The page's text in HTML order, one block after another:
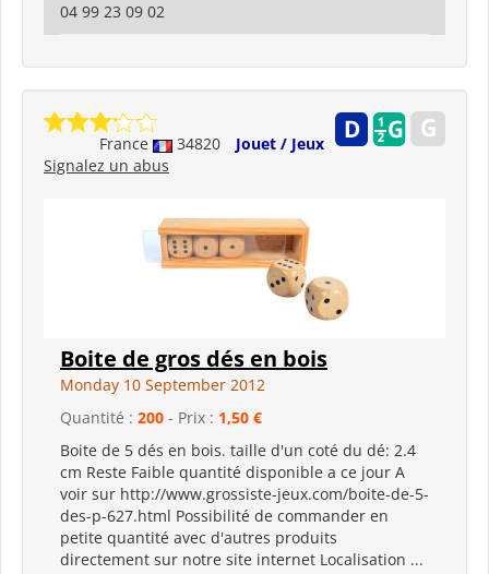
04 99 23 09 02
France 34820
Jouet / Jeux
Signalez un abus
Boite de gros dés en bois
Monday 10 September 2012
Quantité : 200 - Prix : 1,50 €
Boite de 5 dés en bois. taille d'un coté du dé: 2.4
cm Reste Faible quantité disponible a ce jour A
voir sur http://www.grossiste-jeux.com/boite-de-5-
des-p-627.html Possibilité de commander en
petite quantité avec d'autres produits
directement sur notre site internet Localisation ...